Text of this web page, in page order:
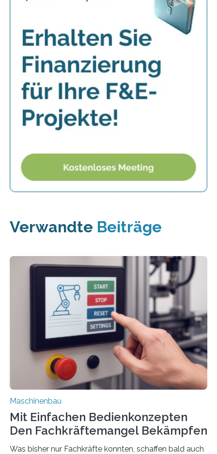
Verwandte Beiträge
Maschinenbau
Mit Einfachen Bedienkonzepten
Den Fachkräftemangel Bekämpfen
Was bisher nur Fachkräfte konnten, schaffen bald auch